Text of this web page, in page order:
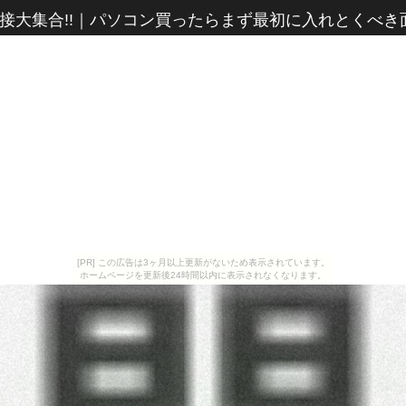
[PR] この広告は3ヶ月以上更新がないため表示されています。
ホームページを更新後24時間以内に表示されなくなります。
大集合!! パソコン買ったらまず最初に入れとくべき